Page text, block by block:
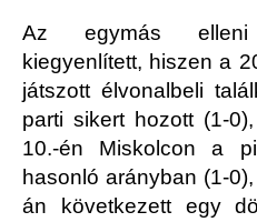
Az egymás elleni
kiegyenlített, hiszen a
játszott élvonalbeli
parti sikert hozott (1-
10.-én Miskolcon a
hasonló arányban (1-
án következett egy